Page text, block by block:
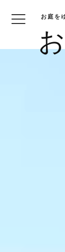
お庭を